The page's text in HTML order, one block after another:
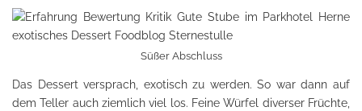
Süßer Abschluss
Das Dessert versprach, exotisch zu werden. So war dann auf
dem Teller auch ziemlich viel los. Feine Würfel diverser Früchte,